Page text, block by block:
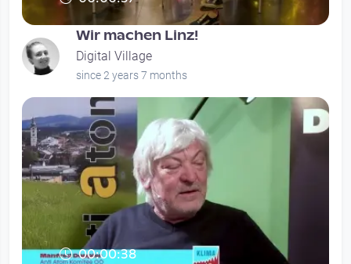
Wir machen Linz!
Digital Village
since 2 years 7 months
00:00:38